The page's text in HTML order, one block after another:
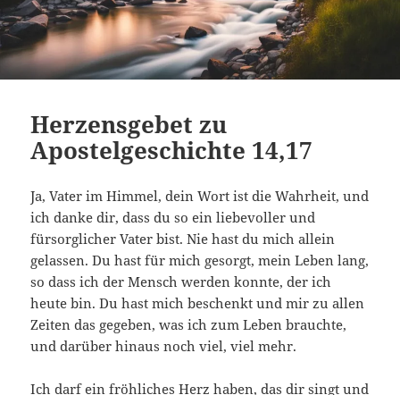
Herzensgebet zu
Apostelgeschichte 14,17
Ja, Vater im Himmel, dein Wort ist die Wahrheit, und
ich danke dir, dass du so ein liebevoller und
fürsorglicher Vater bist. Nie hast du mich allein
gelassen. Du hast für mich gesorgt, mein Leben lang,
so dass ich der Mensch werden konnte, der ich
heute bin. Du hast mich beschenkt und mir zu allen
Zeiten das gegeben, was ich zum Leben brauchte,
und darüber hinaus noch viel, viel mehr.
Ich darf ein fröhliches Herz haben, das dir singt und